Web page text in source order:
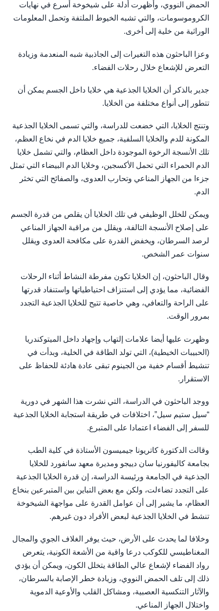
الحمض النووي، وأظهرت أدلة على شيخوخة أسرع في نهايات
الكروموسومات، والتي تشبه الخيوط الملتفة وتحمل المعلومات
الوراثية من خلية إلى أخرى.
وعزا الباحثون هذه التغيرات إلى الجاذبية شبه المنعدمة وزيادة
التعرض للإشعاع خلال رحلات الفضاء.
جدير بالذكر أن الخلايا الجذعية هي خلايا داخل الجسم يمكن أن
تتطور إلى أنواع مختلفة من الخلايا.
وتنتج الخلايا، التي خضعت للدراسة، والتي تسمى الخلايا الجذعية
المكونة للدم والخلايا السلفية، جميع خلايا الدم في نخاع العظم،
تلك الأنسجة الرخوة الموجودة داخل العظام، والتي تشمل خلايا
الدم الحمراء التي تحمل الأكسجين، وخلايا الدم البيضاء التي تمثل
جزءا من الجهاز المناعي وتحارب العدوى، والصفائح التي تخثر
الدم.
ويمكن للخلل الوظيفي في تلك الخلايا أن يقلص من قدرة الجسم
على إصلاح الأنسجة التالفة، ويقلل من مراقبة الجهاز المناعي
لرصد السرطان، ويخفض القدرة على مكافحة العدوى ويقلل
سنوات عمر الشخص.
وقال الباحثون، إن الخلايا تكون مفرطة النشاط أثناء الرحلات
الفضائية، مما يؤدي إلى استنزاف احتياطياتها واستنفاد قدرتها
على الراحة والتعافي، وهي خاصية تتيح للخلايا الجذعية التجدد
بمرور الوقت.
وظهرت عليها أيضا علامات إلتهاب وإجهاد داخل الميتوكندريا
(الحبيبات الخيطية)، التي تولد الطاقة في الخلية، وبدأت في
تنشيط أقسام خفية من الجينوم تبقى عادة هادئة للحفاظ على
الاستقرار.
ووجد الباحثون في الدراسة، التي نشرت هذا الشهر في دورية
“سيل ستيم سيل”، اختلافات في طريقة استجابة الخلايا الجذعية
للسفر إلى الفضاء اعتمادا على المتبرع.
وقالت الدكتورة كاتريونا جيميسون الأستاذة في كلية الطب
بجامعة كاليفورنيا سان دييجو ومديرة معهد سانفورد للخلايا
الجذعية في الجامعة ورئيسة الدراسة، إن قدرة الخلايا الجذعية
على التجدد تضاءلت، ولكن مع بعض التباين بين المتبرعين بنخاع
العظام، ما يشير إلى أن عوامل القدرة على مواجهة الشيخوخة
تنشط في الخلايا الجذعية لبعض الأفراد دون غيرهم.
وخلافا لما يحدث على الأرض، حيث يوفر الغلاف الجوي والمجال
المغناطيسي للكوكب درعا واقية من الأشعة الكونية، يتعرض
رواد الفضاء لإشعاع عالي الطاقة يتخلل الكون، ويمكن أن يؤدي
ذلك إلى تلف الحمض النووي، وزيادة خطر الإصابة بالسرطان،
والآثار التنكسية العصبية، ومشاكل القلب والأوعية الدموية
واختلال الجهاز المناعي.